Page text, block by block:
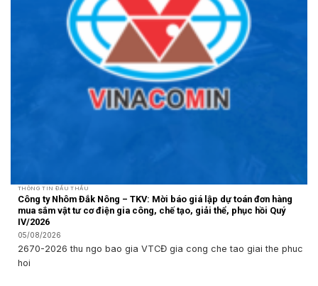
THÔNG TIN ĐẤU THẦU
Công ty Nhôm Đắk Nông – TKV: Mời báo giá lập dự toán đơn hàng
mua sắm vật tư cơ điện gia công, chế tạo, giải thể, phục hồi Quý
IV/2026
05/08/2026
2670-2026 thu ngo bao gia VTCĐ gia cong che tao giai the phuc
hoi